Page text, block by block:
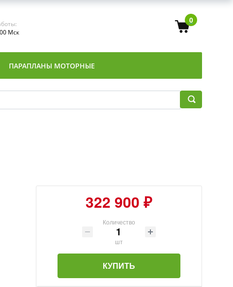
0
Мск
ПАРАПЛАНЫ МОТОРНЫЕ
322 900 ₽
Количество
шт
КУПИТЬ